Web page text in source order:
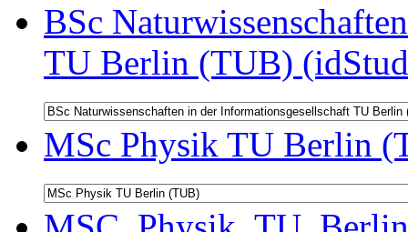
BSc
TU Berlin (TUB)
MSc Physik TU Berlin